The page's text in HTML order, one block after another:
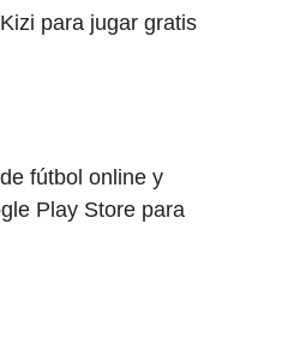
para jugar gratis
fútbol online y
Play Store para